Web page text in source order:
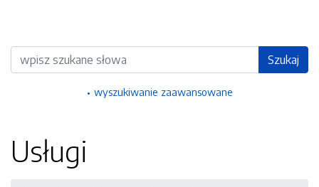
Wyszukiwarka Szukaj
wyszukiwanie zaawansowane
Usługi